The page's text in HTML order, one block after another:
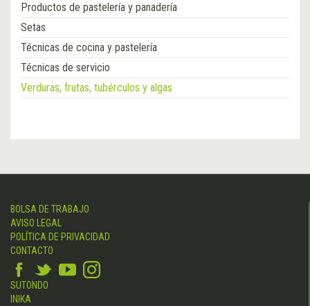
Productos de pastelería y panadería
Setas
Técnicas de cocina y pastelería
Técnicas de servicio
Verduras, frutas, tubérculos y algas
BOLSA DE TRABAJO
AVISO LEGAL
POLÍTICA DE PRIVACIDAD
CONTACTO
SUTONDO
INIKA